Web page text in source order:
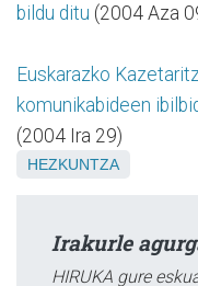
bildu ditu (2004 Aza
Euskarazko
komunikabideen
(2004 Ira 29)
HEZKUNTZA
Irakurle
HIRUKA gure